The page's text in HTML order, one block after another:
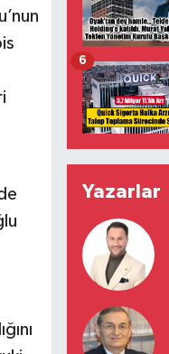
6
Yazarlar